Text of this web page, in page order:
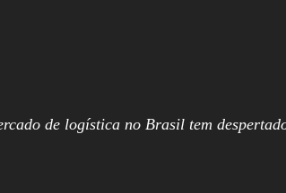
de logística no Brasil tem